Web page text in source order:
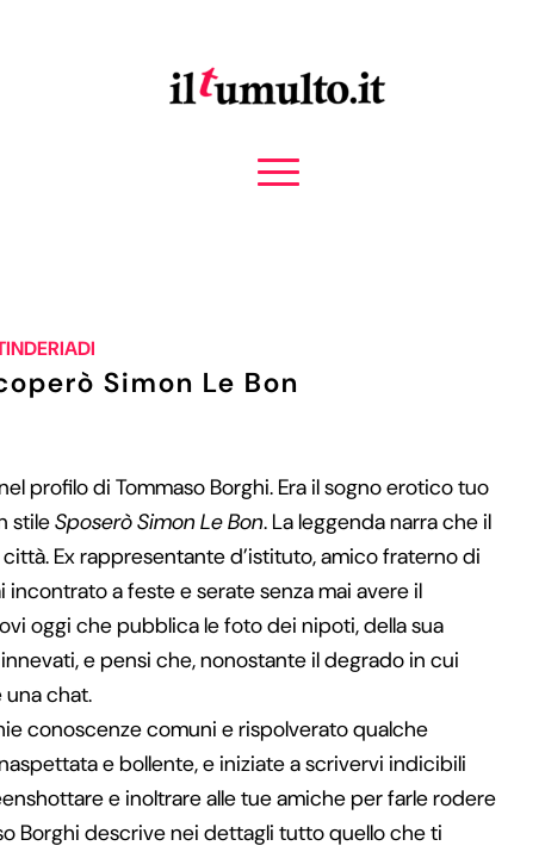
Simon Le Bon
profilo di Tommaso Borghi. Era il sogno erotico tuo
stileSposerò Simon Le Bon. La leggenda narra che il
Ex rappresentante d’istituto, amico fraterno di
a feste e serate senza mai avere il
oggi che pubblica le foto dei nipoti, della sua
e pensi che, nonostante il degrado in cui
una chat.
conoscenze comuni e rispolverato qualche
e bollente, e iniziate a scrivervi indicibili
e inoltrare alle tue amiche per farle rodere
Borghi descrive nei dettagli tutto quello che ti